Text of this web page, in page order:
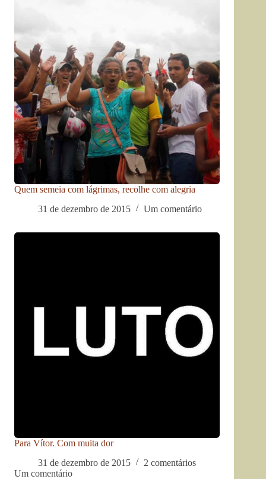
Quem semeia com lágrimas, recolhe com alegria
31 de dezembro de 2015
Um comentário
Para Vítor. Com muita dor
31 de dezembro de 2015
2 comentários
Um comentário